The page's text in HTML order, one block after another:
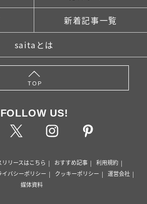
新着記事一覧
saitaとは
TOP
FOLLOW US!
リリースはこちら おすすめ記事
利用規約
イバシーポリシー クッキーポリシー
運営会社
媒体資料